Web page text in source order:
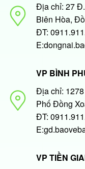
Địa chỉ: 27
Biên Hòa,
ĐT:
VP BÌNH
Địa chỉ:
Phố Đồng
ĐT:
VP TIỀN